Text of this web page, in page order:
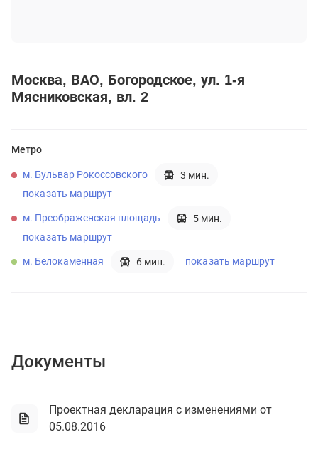
Москва ВАО Богородское ул. 1-я
Мясниковская, вл. 2
Метро
м. Бульвар Рокоссовского
3 мин.
показать маршрут
м. Преображенская площадь
5 мин.
показать маршрут
м. Белокаменная 6 мин. показать маршрут
Документы
Проектная декларация с изменениями от
05.08.2016